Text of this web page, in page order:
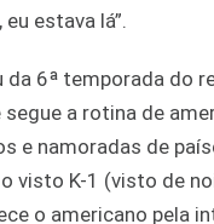
estava lá”.
da 6ª temporada do
a rotina de
e namoradas de
visto K-1 (visto de
o americano pela